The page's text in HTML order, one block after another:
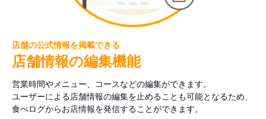
店舗の公式情報を掲載できる
店舗情報の編集機能
営業時間やメニュー、コースなどの編集ができます。
ユーザーによる店舗情報の編集を止めることも可能となるため、
食べログからお店情報を発信することができます。